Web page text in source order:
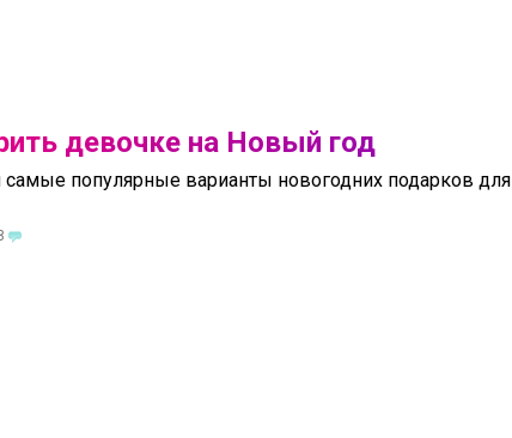
девочке на Новый год
популярные варианты новогодних подарков для